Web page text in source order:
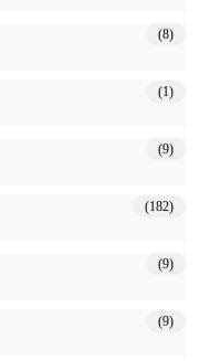
(8)
(1)
(9)
(182)
(9)
(9)